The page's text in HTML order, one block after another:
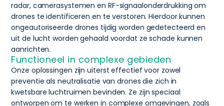
radar, camerasystemen en RF-signaalonderdrukking om
drones te identificeren en te verstoren. Hierdoor kunnen
ongeautoriseerde drones tijdig worden gedetecteerd en
uit de lucht worden gehaald voordat ze schade kunnen
aanrichten.
Functioneel in complexe gebieden
Onze oplossingen zijn uiterst effectief voor zowel
preventie als neutralisatie van drones die zich in
kwetsbare luchtruimen bevinden. Ze zijn speciaal
ontworpen om te werken in complexe omgevingen, zoals